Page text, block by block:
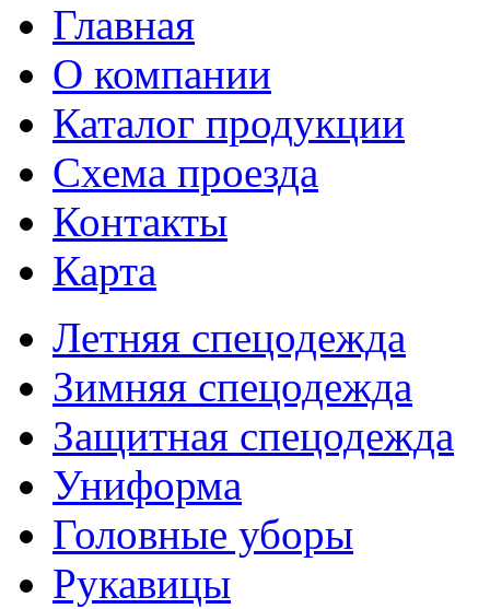
Главная
О компании
Каталог продукции
Схема проезда
Контакты
Карта
Летняя спецодежда
Зимняя спецодежда
Защитная спецодежда
Униформа
Головные уборы
Рукавицы